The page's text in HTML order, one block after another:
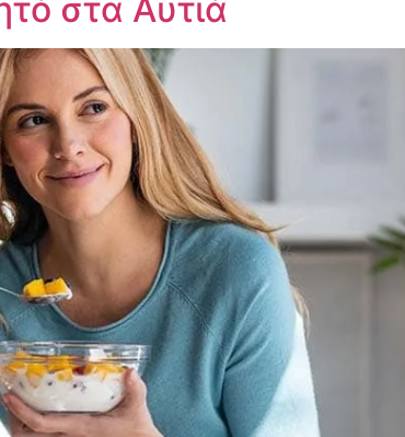
στα Αυτιά